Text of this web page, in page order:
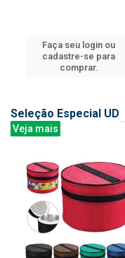
Faça seu login ou
cadastre-se para
comprar.
Seleção Especial UD
Veja mais